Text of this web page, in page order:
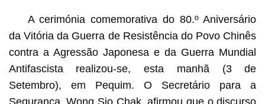
A cerimónia comemorativa do 80.º Aniversário
da Vitória da Guerra de Resistência do Povo Chinês
contra a Agressão Japonesa e da Guerra Mundial
Antifascista realizou-se, esta manhã (3 de
Setembro), em Pequim. O Secretário para a
Segurança, Wong Sio Chak, afirmou que o discurso